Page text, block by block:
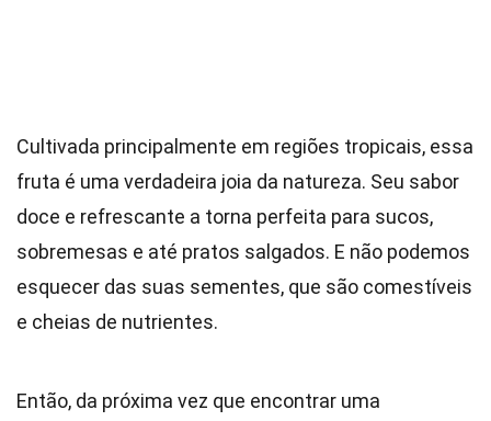
Cultivada principalmente em regiões tropicais, essa
fruta é uma verdadeira joia da natureza. Seu sabor
doce e refrescante a torna perfeita para sucos,
sobremesas e até pratos salgados. E não podemos
esquecer das suas sementes, que são comestíveis
e cheias de nutrientes.
Então, da próxima vez que encontrar uma